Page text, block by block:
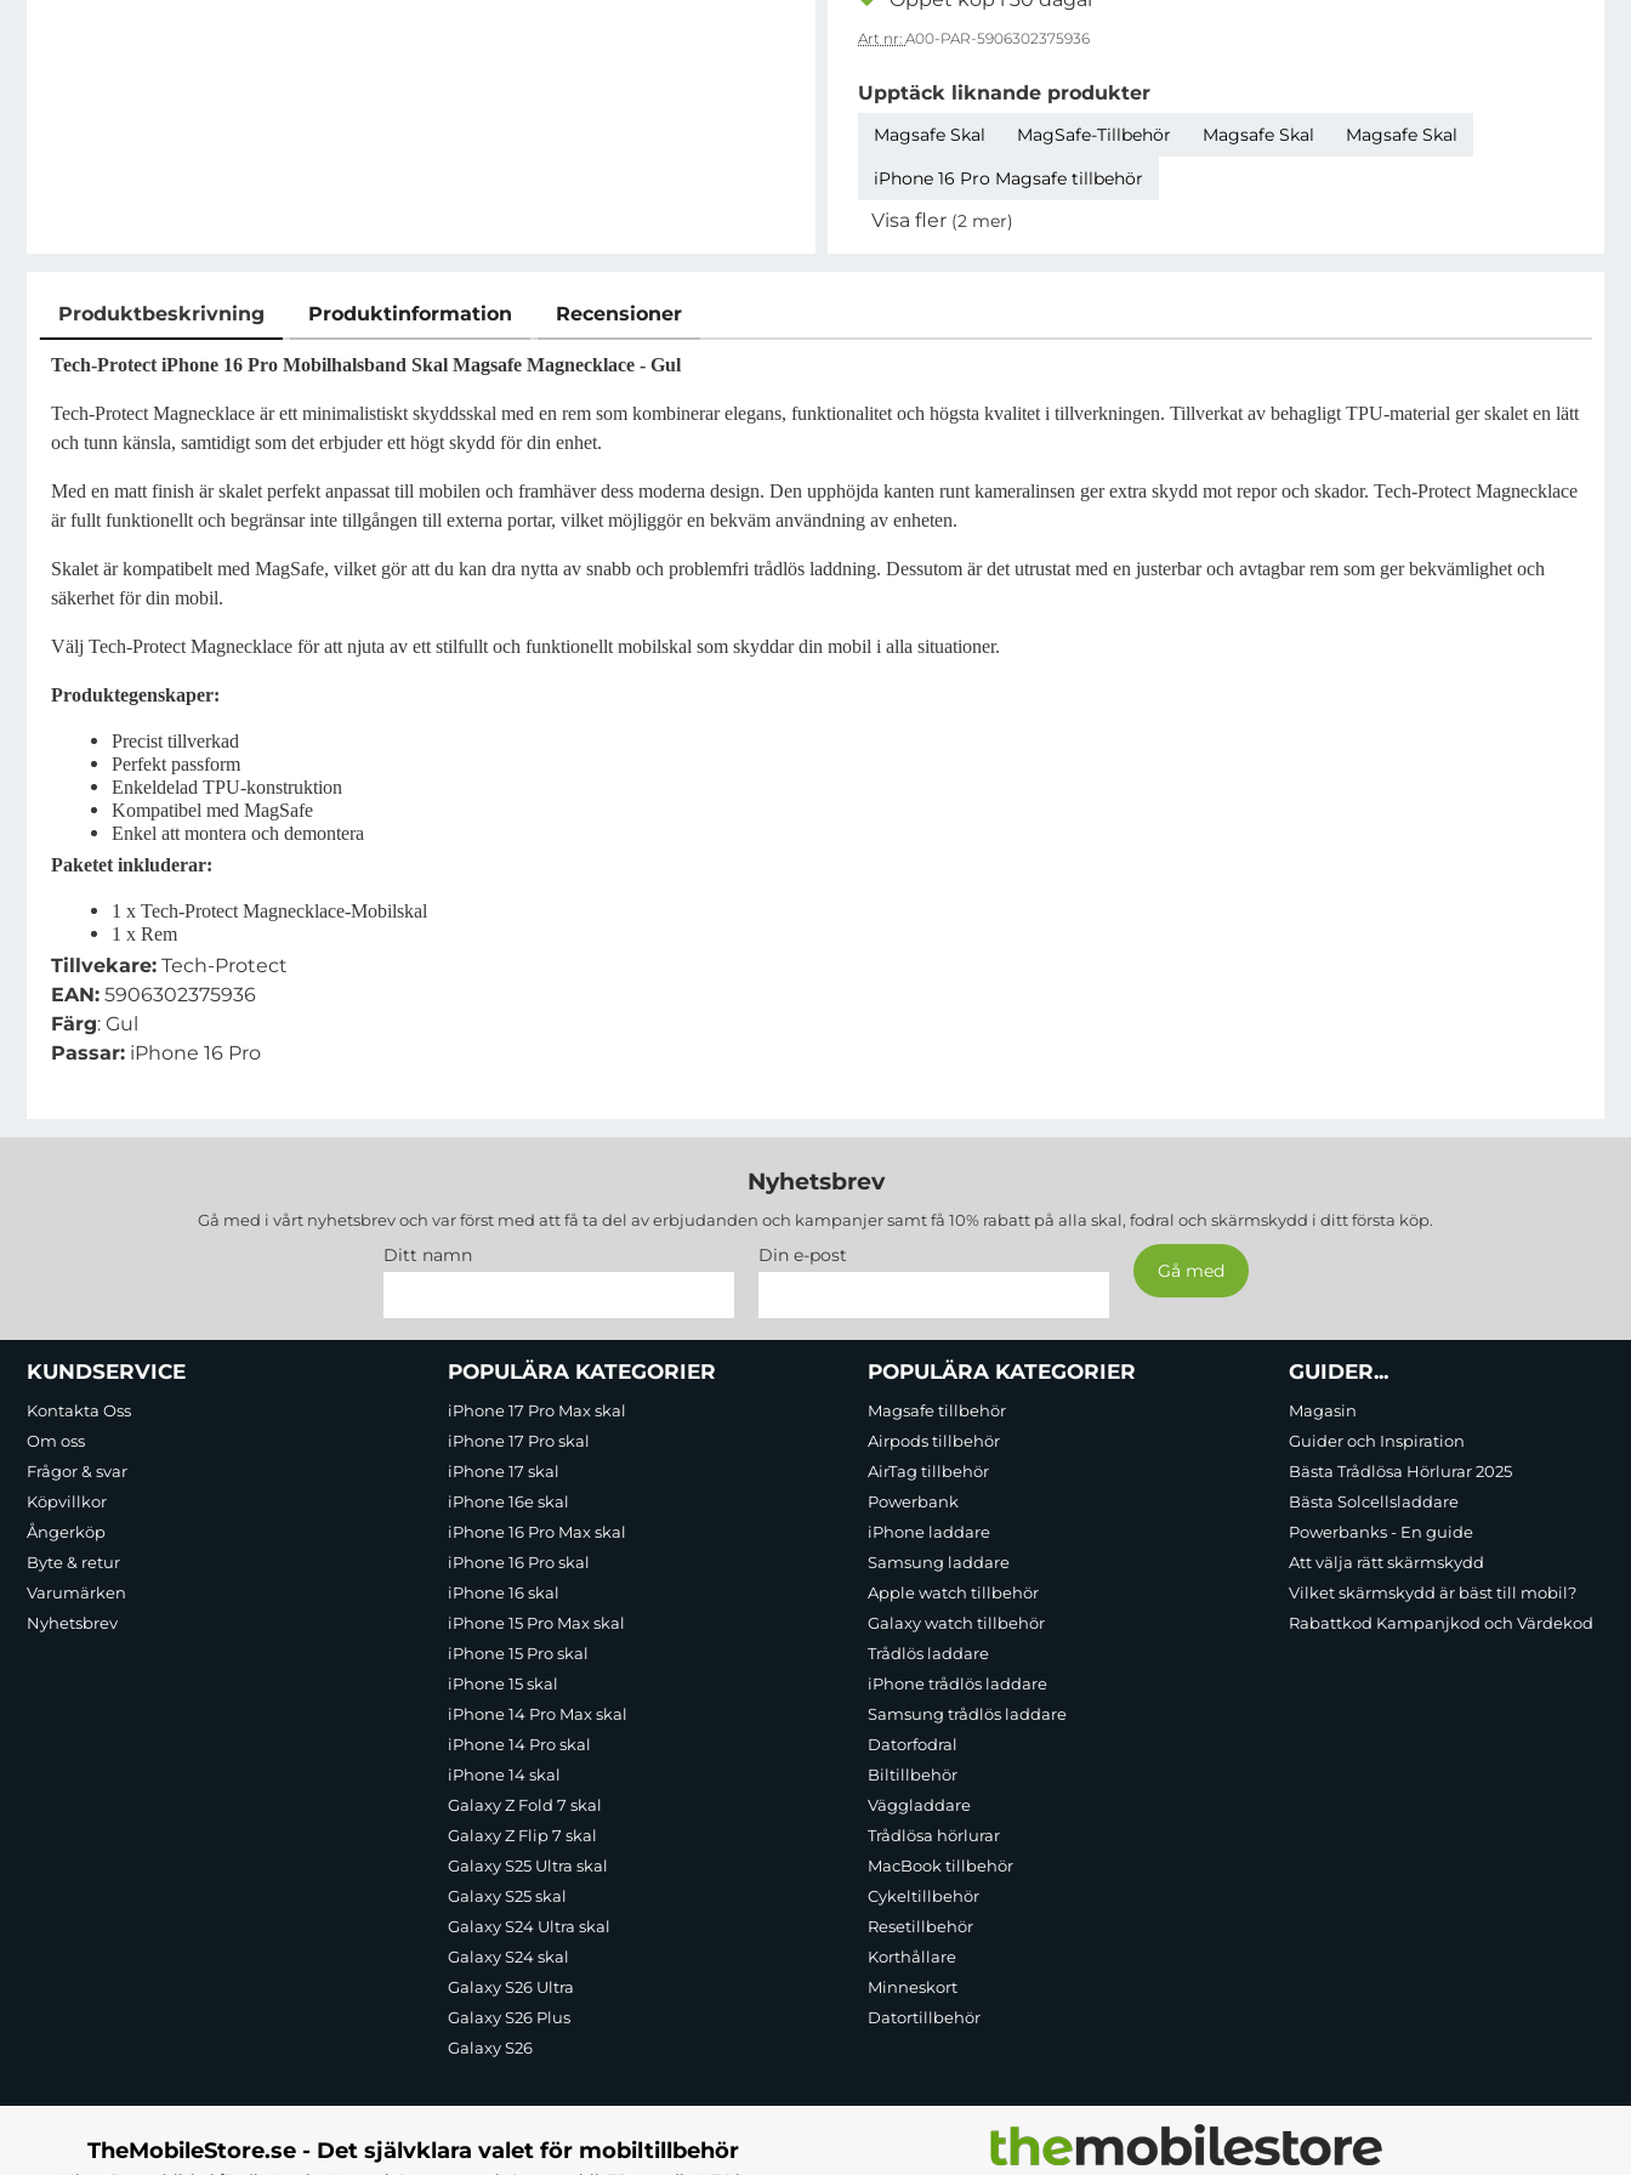
Art nr: A00-PAR-5906302375936
Upptäck liknande produkter
Magsafe Skal MagSafe-Tillbehör Magsafe Skal
Magsafe Skal
iPhone 16 Pro Magsafe tillbehör
Visa fler (2 mer)
Produktbeskrivning Produktinformation Recensioner
Produktbeskrivning
Tech-Protect iPhone 16 Pro Mobilhalsband Skal Magsafe Magnecklace - Gul
Tech-Protect Magnecklace är ett minimalistiskt skyddsskal med en rem som kombinerar elegans, funktionalitet och högsta kvalitet i tillverkningen. Tillverkat av behagligt TPU-material ger skalet en lätt
och tunn känsla, samtidigt som det erbjuder ett högt skydd för din enhet.
Med en matt finish är skalet perfekt anpassat till mobilen och framhäver dess moderna design. Den upphöjda kanten runt kameralinsen ger extra skydd mot repor och skador. Tech-Protect Magnecklace
är fullt funktionellt och begränsar inte tillgången till externa portar, vilket möjliggör en bekväm användning av enheten.
Skalet är kompatibelt med MagSafe, vilket gör att du kan dra nytta av snabb och problemfri trådlös laddning. Dessutom är det utrustat med en justerbar och avtagbar rem som ger bekvämlighet och
säkerhet för din mobil.
Välj Tech-Protect Magnecklace för att njuta av ett stilfullt och funktionellt mobilskal som skyddar din mobil i alla situationer.
Produktegenskaper:
Precist tillverkad
Perfekt passform
Enkeldelad TPU-konstruktion
Kompatibel med MagSafe
Enkel att montera och demontera
Paketet inkluderar:
1 x Tech-Protect Magnecklace-Mobilskal
1 x Rem
Tillvekare: Tech-Protect
EAN: 5906302375936
Färg: Gul
Passar: iPhone 16 Pro
Nyhetsbrev
Gå med i vårt nyhetsbrev och var först med att få ta del av erbjudanden och kampanjer samt få 10% rabatt på alla skal, fodral och skärmskydd i ditt första köp.
Ditt namn Din e-post
Sidfot Blandad info och länkar
KUNDSERVICE
Kontakta Oss
Om oss
Frågor & svar
Köpvillkor
Ångerköp
Byte & retur
Varumärken
Nyhetsbrev
POPULÄRA KATEGORIER
iPhone 17 Pro Max skal
iPhone 17 Pro skal
iPhone 17 skal
iPhone 16e skal
iPhone 16 Pro Max skal
iPhone 16 Pro skal
iPhone 16 skal
iPhone 15 Pro Max skal
iPhone 15 Pro skal
iPhone 15 skal
iPhone 14 Pro Max skal
iPhone 14 Pro skal
iPhone 14 skal
Galaxy Z Fold 7 skal
Galaxy Z Flip 7 skal
Galaxy S25 Ultra skal
Galaxy S25 skal
Galaxy S24 Ultra skal
Galaxy S24 skal
Galaxy S26 Ultra
Galaxy S26 Plus
Galaxy S26
POPULÄRA KATEGORIER
Magsafe tillbehör
Airpods tillbehör
AirTag tillbehör
Powerbank
iPhone laddare
Samsung laddare
Apple watch tillbehör
Galaxy watch tillbehör
Trådlös laddare
iPhone trådlös laddare
Samsung trådlös laddare
Datorfodral
Biltillbehör
Väggladdare
Trådlösa hörlurar
MacBook tillbehör
Cykeltillbehör
Resetillbehör
Korthållare
Minneskort
Datortillbehör
GUIDER...
Magasin
Guider och Inspiration
Bästa Trådlösa Hörlurar 2025
Bästa Solcellsladdare
Powerbanks - En guide
Att välja rätt skärmskydd
Vilket skärmskydd är bäst till mobil?
Rabattkod Kampanjkod och Värdekod
TheMobileStore.se - Det självklara valet för mobiltillbehör